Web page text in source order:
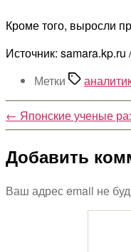
Кроме того, выросли
Источник:
Метки
← Японские ученые
Добавить
Ваш адрес email не